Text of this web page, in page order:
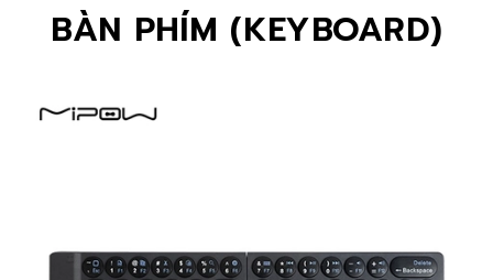
BÀN PHÍM (KEYBOARD)